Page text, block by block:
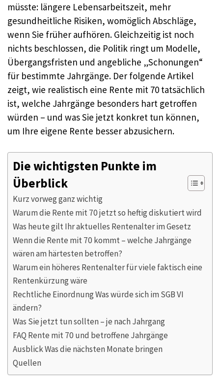
müsste: längere Lebensarbeitszeit, mehr
gesundheitliche Risiken, womöglich Abschläge,
wenn Sie früher aufhören. Gleichzeitig ist noch
nichts beschlossen, die Politik ringt um Modelle,
Übergangsfristen und angebliche „Schonungen“
für bestimmte Jahrgänge. Der folgende Artikel
zeigt, wie realistisch eine Rente mit 70 tatsächlich
ist, welche Jahrgänge besonders hart getroffen
würden – und was Sie jetzt konkret tun können,
um Ihre eigene Rente besser abzusichern.
Die wichtigsten Punkte im
Überblick
Kurz vorweg ganz wichtig
Warum die Rente mit 70 jetzt so heftig diskutiert wird
Was heute gilt Ihr aktuelles Rentenalter im Gesetz
Wenn die Rente mit 70 kommt – welche Jahrgänge
wären am härtesten betroffen?
Warum ein höheres Rentenalter für viele faktisch eine
Rentenkürzung wäre
Rechtliche Einordnung Was würde sich im SGB VI
ändern?
Was Sie jetzt tun sollten – je nach Jahrgang
FAQ Rente mit 70 und betroffene Jahrgänge
Ausblick Was die nächsten Monate bringen
Quellen